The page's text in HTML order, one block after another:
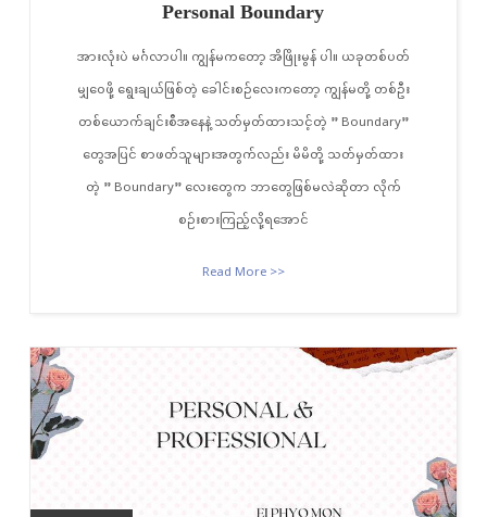
Personal Boundary
အားလုံးပဲ မင်္ဂလာပါ။ ကျွန်မကတော့ အိဖြိုးမွန် ပါ။ ယခုတစ်ပတ်
မျှဝေဖို့ ရွေးချယ်ဖြစ်တဲ့ ခေါင်းစဉ်လေးကတော့ ကျွန်မတို့ တစ်ဦး
တစ်ယောက်ချင်းစီအနေနဲ့ သတ်မှတ်ထားသင့်တဲ့ ” Boundary”
တွေအပြင် စာဖတ်သူများအတွက်လည်း မိမိတို့ သတ်မှတ်ထား
တဲ့ ” Boundary” လေးတွေက ဘာတွေဖြစ်မလဲဆိုတာ လိုက်
စဉ်းစားကြည့်လို့ရအောင်
Read More >>